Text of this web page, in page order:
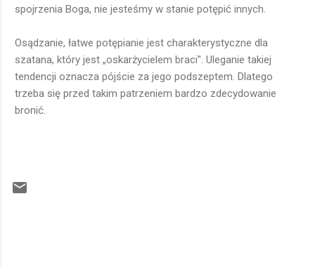
spojrzenia Boga, nie jesteśmy w stanie potępić innych.
Osądzanie, łatwe potępianie jest charakterystyczne dla
szatana, który jest „oskarżycielem braci". Uleganie takiej
tendencji oznacza pójście za jego podszeptem. Dlatego
trzeba się przed takim patrzeniem bardzo zdecydowanie
bronić.